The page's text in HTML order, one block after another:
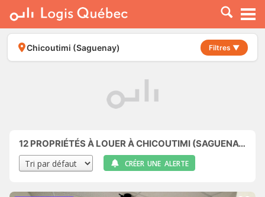
À LOUER
À VENDRE
PLACER UNE ANNONCE
Chicoutimi (Saguenay) Filtres ▼
12 PROPRIÉTÉS À LOUER À CHICOUTIMI (SAGUENAY)
CRÉER UNE ALERTE